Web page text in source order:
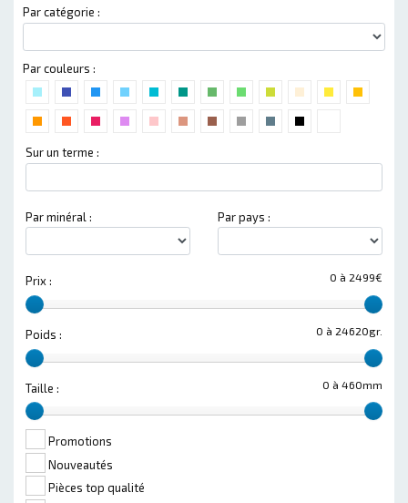
Par catégorie :
Par couleurs :
Sur un terme :
Par minéral : Par pays :
0 à 2499€
Prix :
0 à 24620gr.
Poids :
0 à 460mm
Taille :
Promotions
Nouveautés
Pièces top qualité